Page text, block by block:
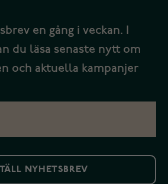
en gång i veckan. I
du läsa senaste nytt om
och aktuella kampanjer
NYHETSBREV